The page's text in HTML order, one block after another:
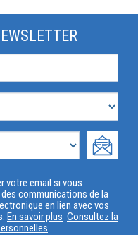
votre email si vous
communications de la
en lien avec vos
En savoir plus Consultez la